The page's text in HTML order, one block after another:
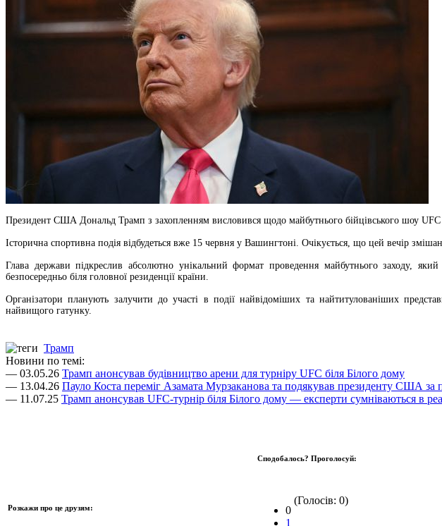
Президент США Дональд Трамп з захопленням висловився щодо майбутнього бійцівського шоу
Історична спортивна подія відбудеться вже 15 червня у Вашингтоні. Очікується, що цей вечір
Глава держави підкреслив абсолютно унікальний формат проведення майбутнього заходу,
безпосередньо біля головної резиденції країни.
Організатори планують залучити до участі в події найвідоміших та найтитулованіших
найвищого гатунку.
Трамп
Новини по темі:
— 03.05.26 Трамп анонсував будівництво арени для турніру UFC біля Білого дому
— 13.04.26 Пауло Коста переміг Азамата Мурзаканова та подякував президенту США за
— 11.07.25 Трамп анонсував UFC-турнір біля Білого дому — експерти сумніваються в
Розкажи про це друзям:
Сподобалось? Проголосуй:
0
1
(Голосів: 0)